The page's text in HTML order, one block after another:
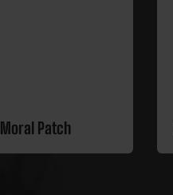
Moral Patch